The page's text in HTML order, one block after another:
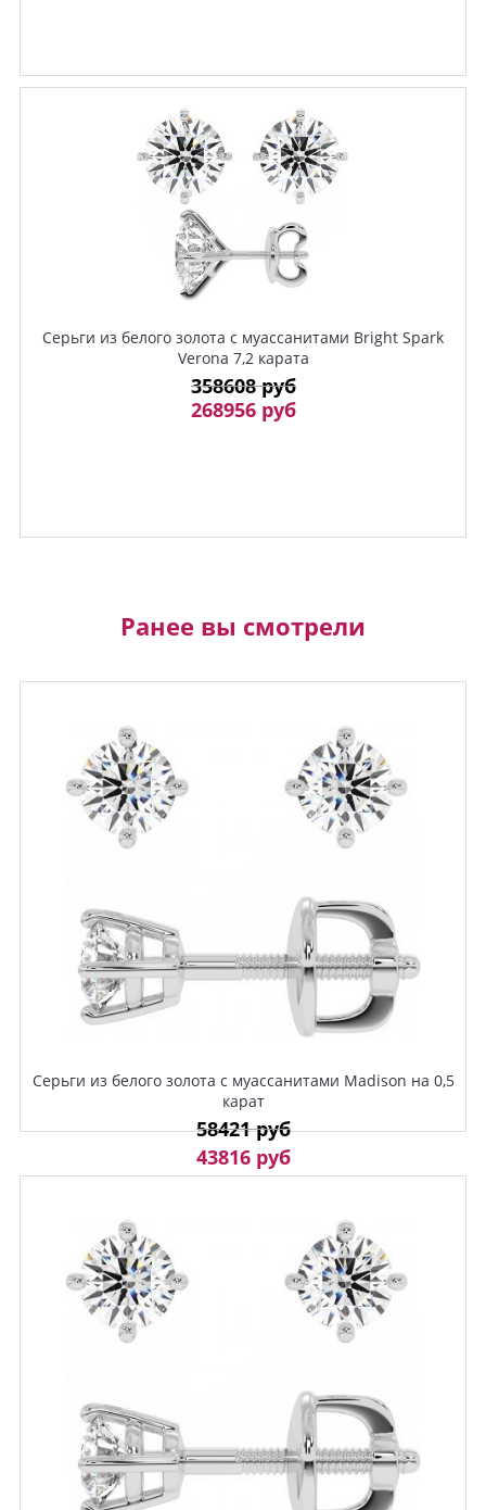
Серьги из белого золота с муассанитами Bright Spark
Verona 7,2 карата
358608 руб
268956 руб
Ранее вы смотрели
Серьги из белого золота с муассанитами Madison на 0,5
карат
58421 руб
43816 руб